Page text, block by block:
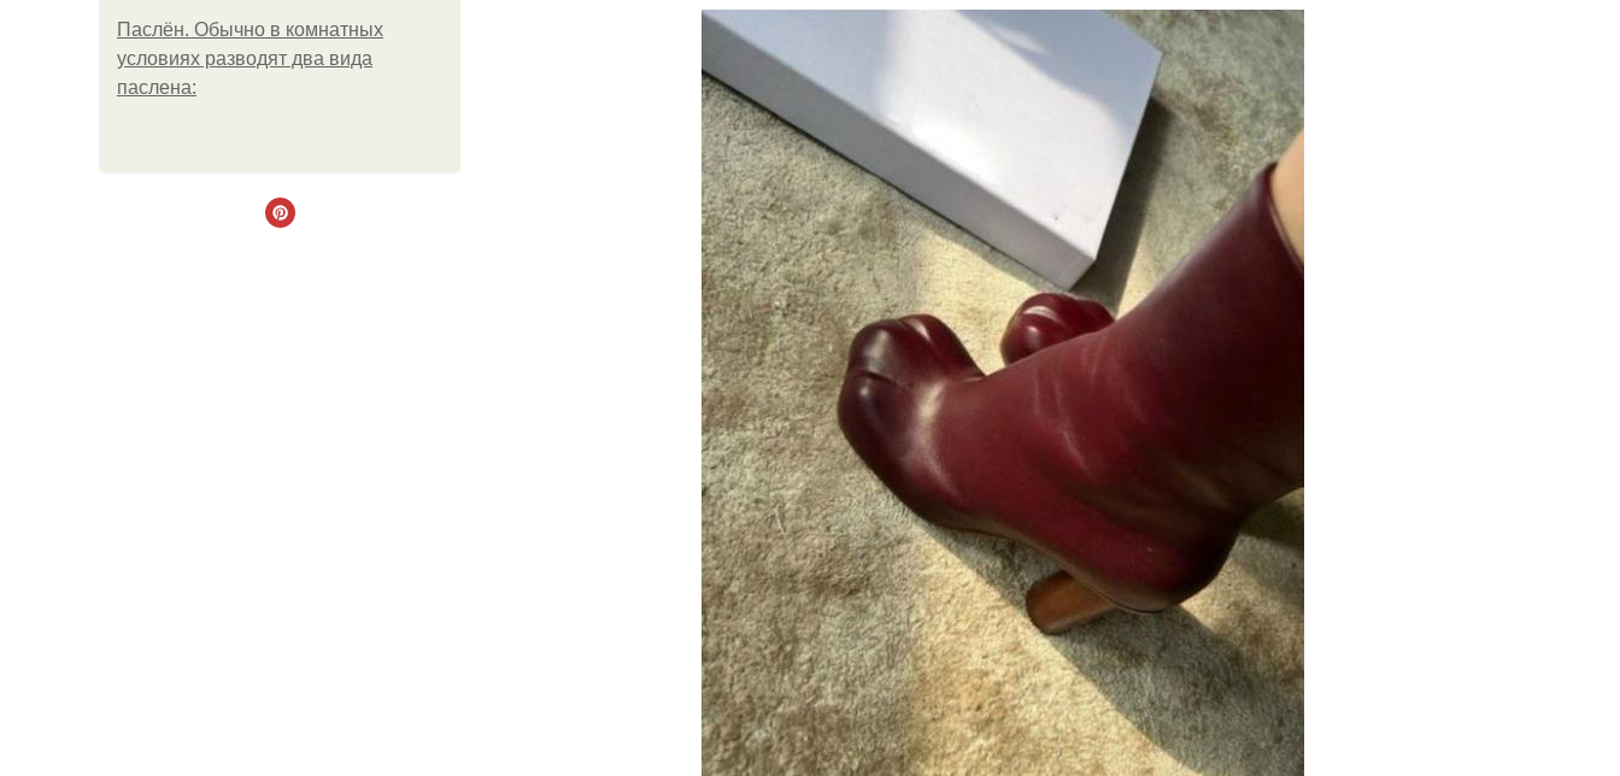
Паслён. Обычно в комнатных
условиях разводят два вида
паслена: